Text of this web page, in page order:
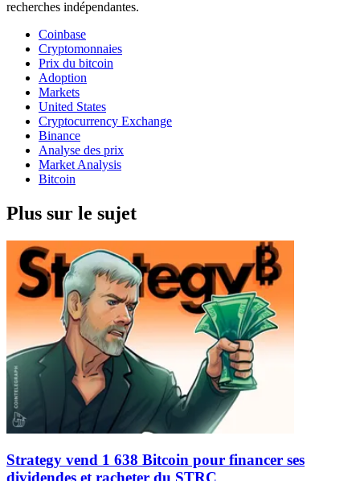
recherches indépendantes.
Coinbase
Cryptomonnaies
Prix du bitcoin
Adoption
Markets
United States
Cryptocurrency Exchange
Binance
Analyse des prix
Market Analysis
Bitcoin
Plus sur le sujet
Strategy vend 1 638 Bitcoin pour financer ses
dividendes et racheter du STRC